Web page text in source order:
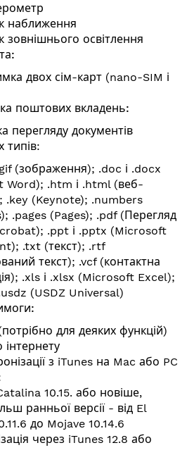
наближення
зовнішнього освітлення
двох сім-карт (nano-SIM і
поштових вкладень:
перегляду документів
типів:
(зображення); .doc і .docx
Word); .htm і .html (веб-
.key (Keynote); .numbers
.pages (Pages); .pdf (Перегляд
.ppt і .pptx (Microsoft
.txt (текст); .rtf
текст); .vcf (контактна
.xls і .xlsx (Microsoft Excel);
(USDZ Universal)
для деяких функцій)
інтернету
з iTunes на Mac або PC
10.15. або новіше,
ранньої версії - від El
до Mojave 10.14.6
через iTunes 12.8 або